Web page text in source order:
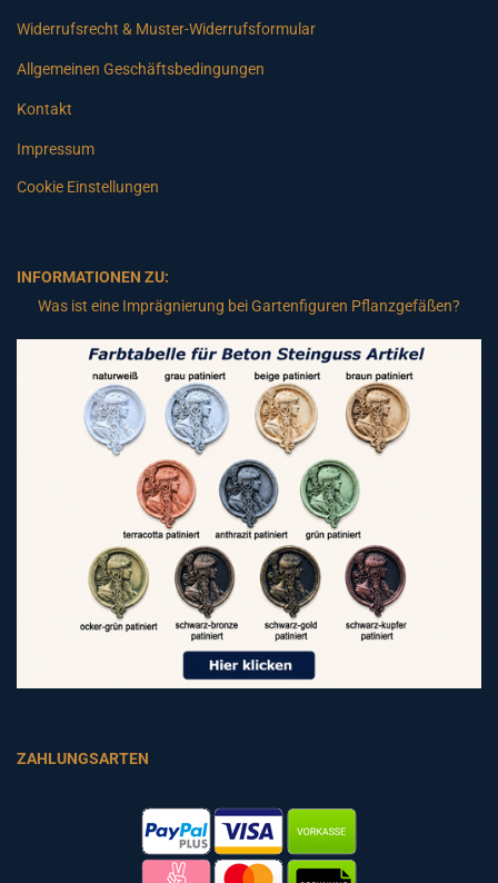
Widerrufsrecht & Muster-Widerrufsformular
Allgemeinen Geschäftsbedingungen
Kontakt
Impressum
Cookie Einstellungen
INFORMATIONEN ZU:
Was ist eine Imprägnierung bei Gartenfiguren Pflanzgefäßen?
ZAHLUNGSARTEN